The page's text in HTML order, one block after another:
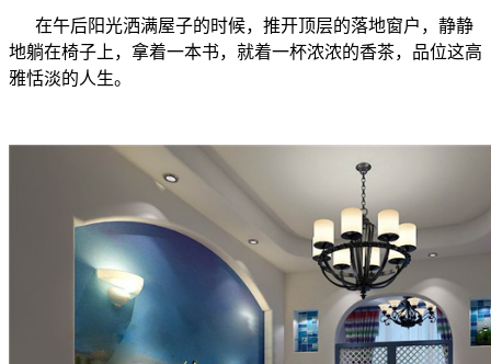
在午后阳光洒满屋子的时候，推开顶层的落地窗户，静静
地躺在椅子上，拿着一本书，就着一杯浓浓的香茶，品位这高
雅恬淡的人生。